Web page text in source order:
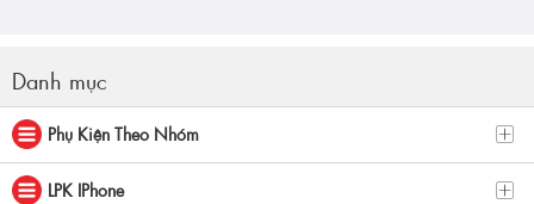
Danh mục
Phụ Kiện Theo Nhóm
LPK IPhone